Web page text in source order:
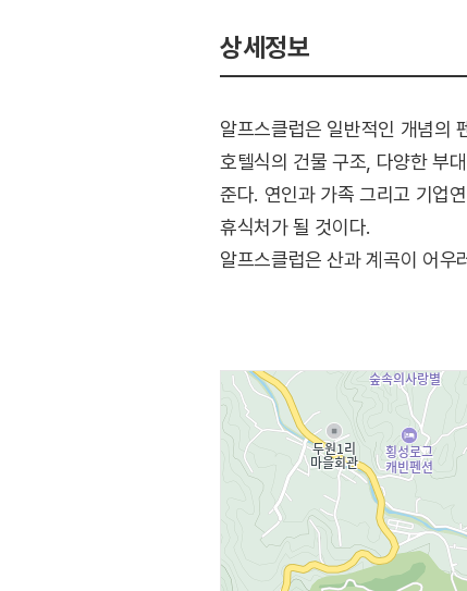
상세정보
알프스클럽은 일반적인 개념의
호텔식의 건물 구조, 다양한 부
준다. 연인과 가족 그리고 기업
휴식처가 될 것이다.
알프스클럽은 산과 계곡이 어우
다양한 수종 속에서 어우러지